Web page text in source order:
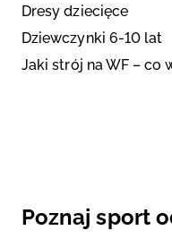
Dresy dziecięce
Dziewczynki 6-10 lat
Jaki strój na WF – co
Poznaj sport